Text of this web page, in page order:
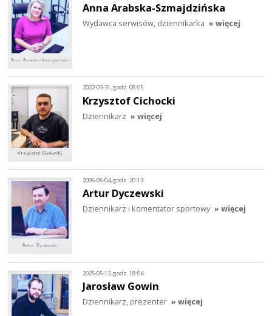
Anna Arabska-Szmajdzińska
Wydawca serwisów, dziennikarka » więcej
2022-03-31, godz. 08:05
Krzysztof Cichocki
Dziennikarz » więcej
2006-08-04, godz. 20:13
Artur Dyczewski
Dziennikarz i komentator sportowy » więcej
2025-05-12, godz. 18:04
Jarosław Gowin
Dziennikarz, prezenter » więcej